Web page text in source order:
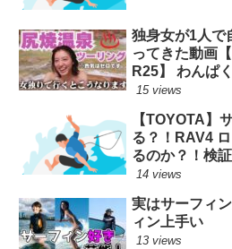
独身女が1人で
ってきた動画
R25】 わんぱ
15 views
【TOYOTA】
る？！RAV4
るのか？！検
14 views
実はサーフィ
ィン上手い
13 views